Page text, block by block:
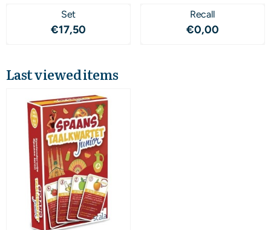
Set
Price: 17,50
€17,50
Recall
Price: 0,00
€0,00
Last viewed items